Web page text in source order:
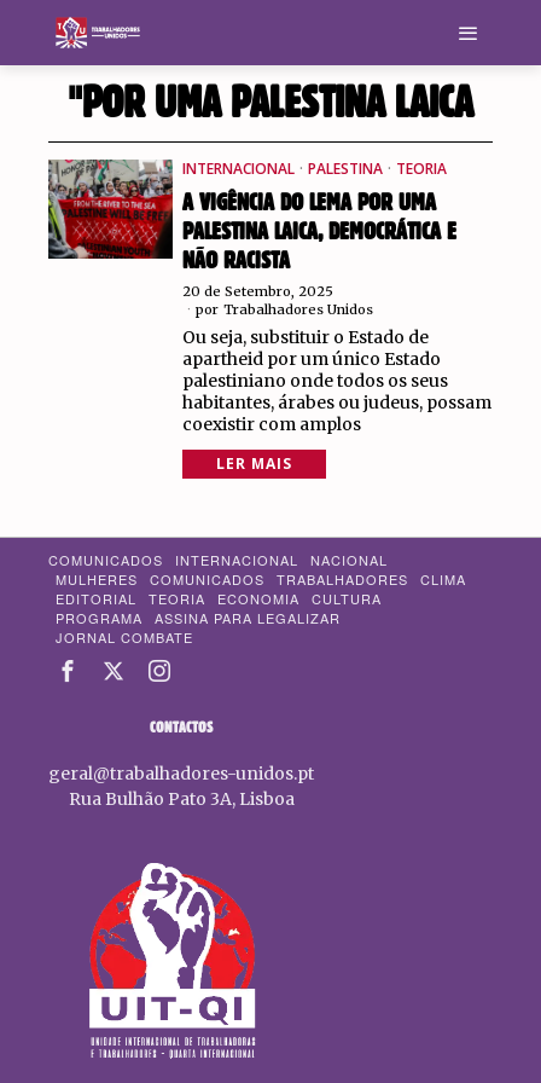
"POR UMA PALESTINA LAICA
INTERNACIONAL · PALESTINA · TEORIA
A VIGÊNCIA DO LEMA POR UMA
PALESTINA LAICA, DEMOCRÁTICA E
NÃO RACISTA
20 de Setembro, 2025
por Trabalhadores Unidos
Ou seja, substituir o Estado de
apartheid por um único Estado
palestiniano onde todos os seus
habitantes, árabes ou judeus, possam
coexistir com amplos
LER MAIS
COMUNICADOS INTERNACIONAL
NACIONAL
MULHERES
COMUNICADOS TRABALHADORES
CLIMA
EDITORIAL
TEORIA ECONOMIA
CULTURA
PROGRAMA
ASSINA PARA LEGALIZAR
JORNAL COMBATE
CONTACTOS
geral@trabalhadores-unidos.pt
Rua Bulhão Pato 3A, Lisboa